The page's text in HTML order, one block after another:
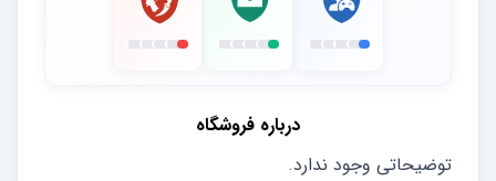
درباره فروشگاه
توضیحاتی وجود ندارد.